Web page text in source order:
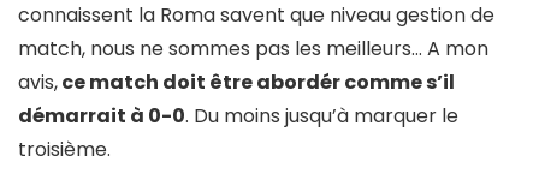
connaissent la Roma savent que niveau gestion de
match, nous ne sommes pas les meilleurs… A mon
avis,ce match doit être abordér comme s’il
démarrait à 0-0. Du moins jusqu’à marquer le
troisième.